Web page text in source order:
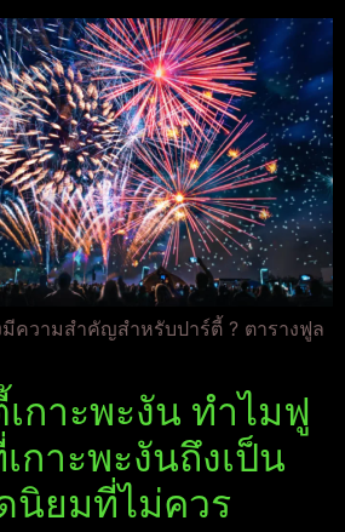
ความสำคัญสำหรับปาร์ตี้ ? ตารางฟูล
กาะพะงัน ทำไมฟู
กาะพะงันถึงเป็น
นิยมที่ไม่ควร